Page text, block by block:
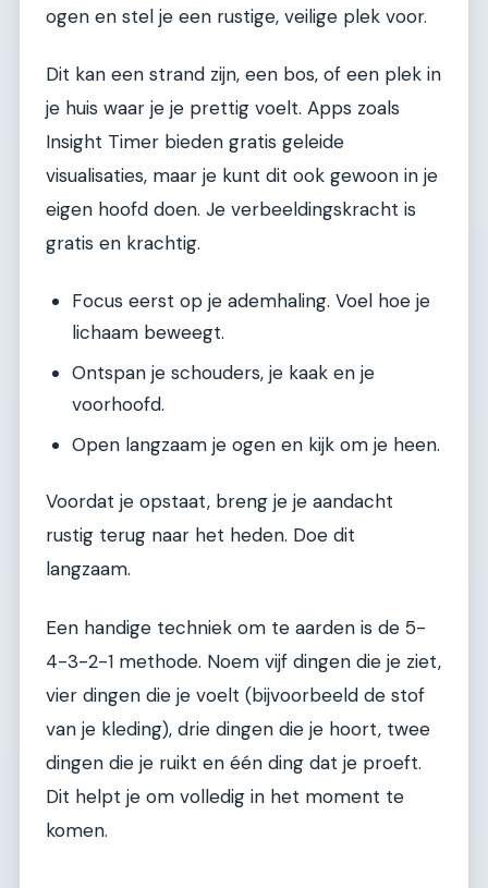
ogen en stel je een rustige, veilige plek voor.
Dit kan een strand zijn, een bos, of een plek in
je huis waar je je prettig voelt. Apps zoals
Insight Timer bieden gratis geleide
visualisaties, maar je kunt dit ook gewoon in je
eigen hoofd doen. Je verbeeldingskracht is
gratis en krachtig.
Focus eerst op je ademhaling. Voel hoe je
lichaam beweegt.
Ontspan je schouders, je kaak en je
voorhoofd.
Open langzaam je ogen en kijk om je heen.
Voordat je opstaat, breng je je aandacht
rustig terug naar het heden. Doe dit
langzaam.
Een handige techniek om te aarden is de 5-
4-3-2-1 methode. Noem vijf dingen die je ziet,
vier dingen die je voelt (bijvoorbeeld de stof
van je kleding), drie dingen die je hoort, twee
dingen die je ruikt en één ding dat je proeft.
Dit helpt je om volledig in het moment te
komen.